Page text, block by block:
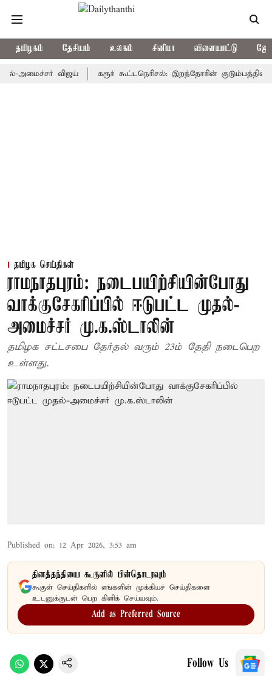
தமிழகம் தேசியம் உலகம் சினிமா விளையாட்டு
விஜய் கரூர் கூட்டநெரிசல்: இறந்தோரின்
தமிழக செய்திகள்
ராமநாதபுரம்: நடைபயிற்சியின்போது
வாக்குசேகரிப்பில் ஈடுபட்ட முதல்-
அமைச்சர் மு.க.ஸ்டாலின்
தமிழக சட்டசபை தேர்தல் வரும் 23ம் தேதி நடைபெற
உள்ளது.
Published on: 12 Apr 2026, 3:53 am
தினத்தந்தியை கூகுளில் பின்தொடரவும்
கூகுள் செய்திகளில் எங்களின் முக்கியச் செய்திகளை
உடனுக்குடன் பெற கிளிக் செய்யவும்.
Add as Preferred Source
Follow Us